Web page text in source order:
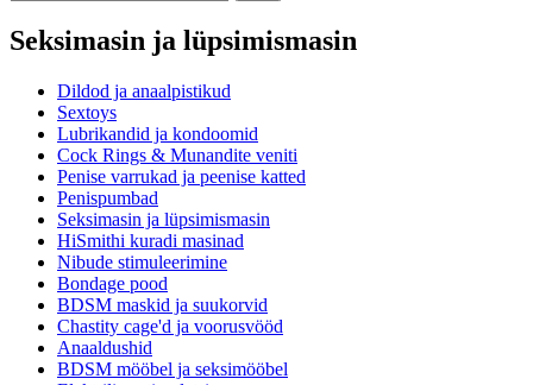
Seksimasin ja lüpsimismasin
Dildod ja anaalpistikud
Sextoys
Lubrikandid ja kondoomid
Cock Rings & Munandite veniti
Penise varrukad ja peenise katted
Penispumbad
Seksimasin ja lüpsimismasin
HiSmithi kuradi masinad
Nibude stimuleerimine
Bondage pood
BDSM maskid ja suukorvid
Chastity cage'd ja voorusvööd
Anaaldushid
BDSM mööbel ja seksimööbel